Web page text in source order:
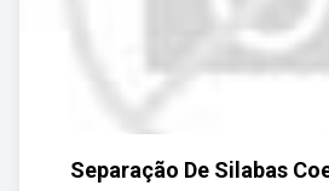
Separação De Silabas